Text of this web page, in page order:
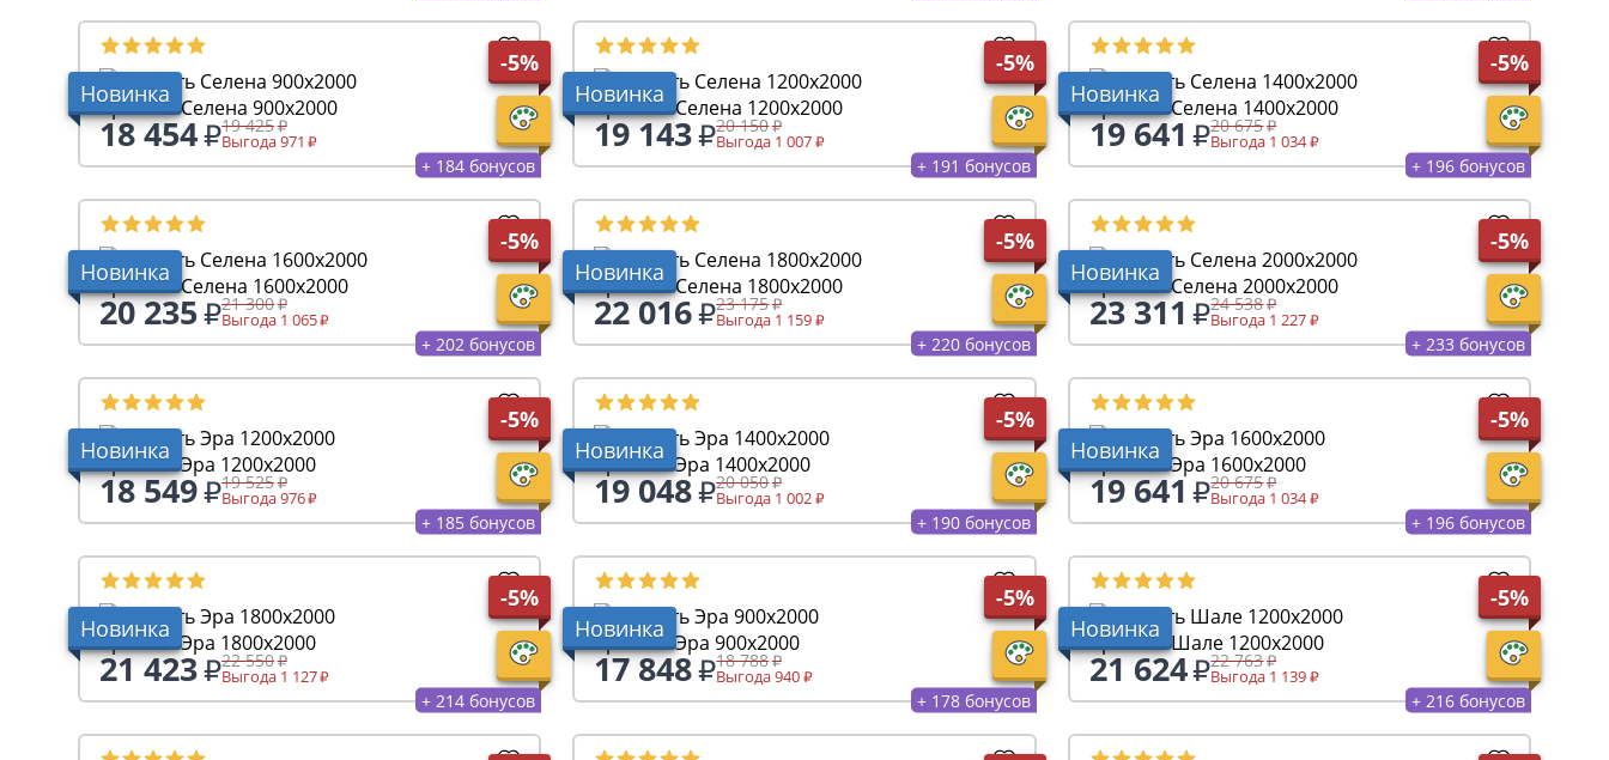
Новинка
-5%
Кровать Селена 900х2000
18 454 19 425
Выгода 971
+ 184 бонусов
Новинка
-5%
Кровать Селена 1200х2000
19 143 20 150
Выгода 1 007
+ 191 бонусов
Новинка
-5%
Кровать Селена 1400х2000
19 641 20 675
Выгода 1 034
+ 196 бонусов
Новинка
-5%
Кровать Селена 1600х2000
20 235 21 300
Выгода 1 065
+ 202 бонусов
Новинка
-5%
Кровать Селена 1800х2000
22 016 23 175
Выгода 1 159
+ 220 бонусов
Новинка
-5%
Кровать Селена 2000х2000
23 311 24 538
Выгода 1 227
+ 233 бонусов
Новинка
-5%
Кровать Эра 1200х2000
18 549 19 525
Выгода 976
+ 185 бонусов
Новинка
-5%
Кровать Эра 1400х2000
19 048 20 050
Выгода 1 002
+ 190 бонусов
Новинка
-5%
Кровать Эра 1600х2000
19 641 20 675
Выгода 1 034
+ 196 бонусов
Новинка
-5%
Кровать Эра 1800х2000
21 423 22 550
Выгода 1 127
+ 214 бонусов
Новинка
-5%
Кровать Эра 900х2000
17 848 18 788
Выгода 940
+ 178 бонусов
Новинка
-5%
Кровать Шале 1200х2000
21 624 22 763
Выгода 1 139
+ 216 бонусов